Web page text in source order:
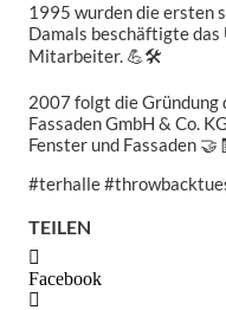
1995 wurden die ersten
Damals beschäftigte
Mitarbeiter. 💪🛠
2007 folgt die Gründung
Fassaden GmbH & Co.
Fenster und Fassaden
#terhalle
TEILEN
Facebook